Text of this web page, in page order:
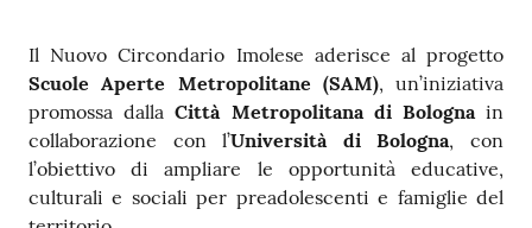
Contenuto
Il Nuovo Circondario Imolese aderisce al progetto
Scuole Aperte Metropolitane (SAM), un’iniziativa
promossa dallaCittà Metropolitana di Bolognain
collaborazione con l’Università di Bologna, con
l’obiettivo di ampliare le opportunità educative,
culturali e sociali per preadolescenti e famiglie del